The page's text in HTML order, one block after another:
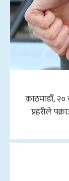
काठमाडौँ,
प्रहरीले